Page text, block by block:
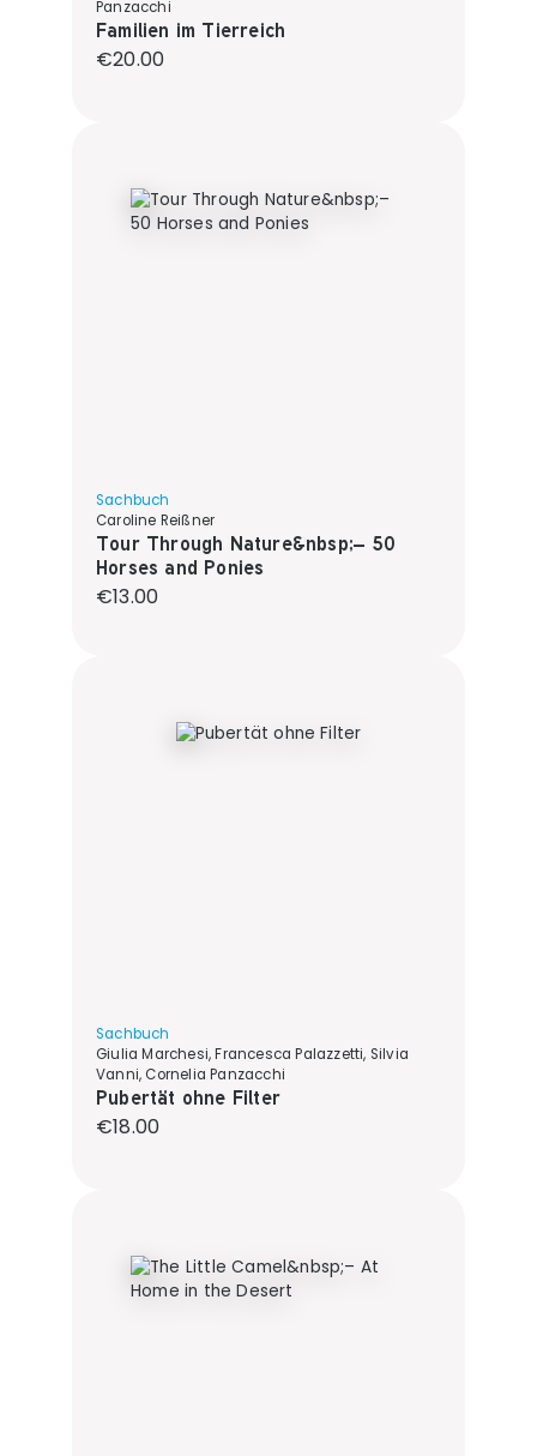
Panzacchi
Familien im Tierreich
Regular price:
€20.00
Sachbuch
Caroline Reißner
Tour Through Nature&nbsp;– 50
Horses and Ponies
Regular price:
€13.00
Sachbuch
Giulia Marchesi, Francesca Palazzetti, Silvia
Vanni, Cornelia Panzacchi
Pubertät ohne Filter
Regular price:
€18.00